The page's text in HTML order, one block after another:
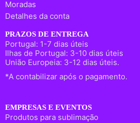
Moradas
Detalhes da conta
PRAZOS DE ENTREGA
Portugal: 1-7 dias úteis
Ilhas de Portugal: 3-10 dias úteis
União Europeia: 3-12 dias úteis.
*A contabilizar após o pagamento.
EMPRESAS E EVENTOS
Produtos para sublimação